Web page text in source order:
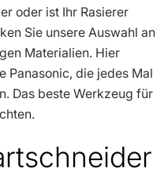
oder ist Ihr Rasierer
Sie unsere Auswahl an
Materialien. Hier
Panasonic, die jedes Mal
Das beste Werkzeug für